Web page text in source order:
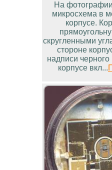
На
микросхема в
корпусе.
скругленными
стороне
надписи черного
корпусе вкл...